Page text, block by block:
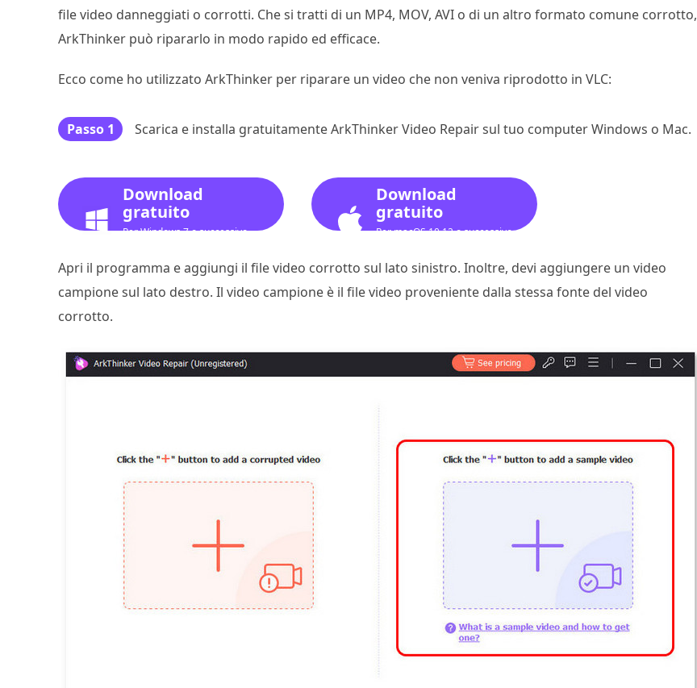
file video danneggiati o corrotti. Che si tratti di un MP4, MOV, AVI o di un altro formato comune corrotto,
ArkThinker può ripararlo in modo rapido ed efficace.
Ecco come ho utilizzato ArkThinker per riparare un video che non veniva riprodotto in VLC:
Passo 1 Scarica e installa gratuitamente ArkThinker Video Repair sul tuo computer Windows o Mac.
Download
gratuito
Per Windows 7 o successivo
Download
gratuito
Per macOS 10.12 o successivo
Apri il programma e aggiungi il file video corrotto sul lato sinistro. Inoltre, devi aggiungere un video
campione sul lato destro. Il video campione è il file video proveniente dalla stessa fonte del video
corrotto.